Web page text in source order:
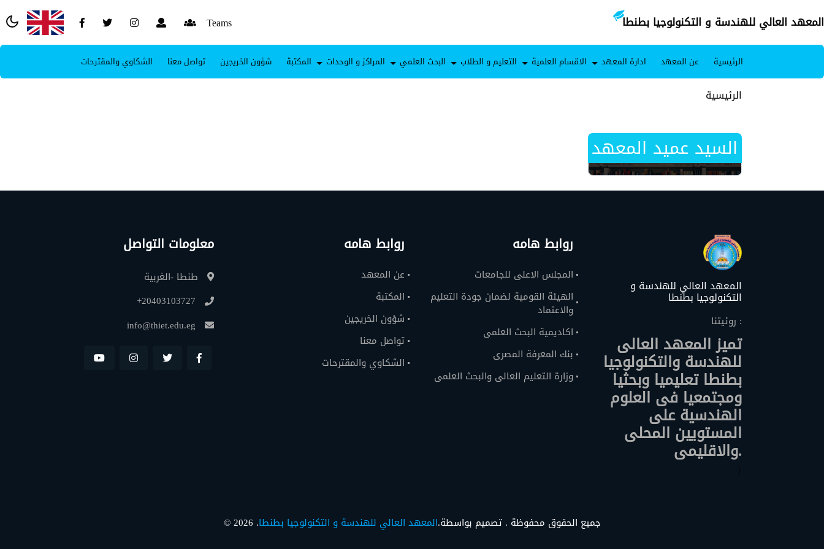
المعهد العالي للهندسة و التكنولوجيا بطنطا Teams
الرئيسية عن المعهد ادارة المعهد الاقسام العلمية التعليم و الطلاب البحث العلمي المراكز و الوحدات المكتبة شؤون الخريجين تواصل معنا الشكاوي والمقترحات
الرئيسية
السيد عميد المعهد
المعهد العالي للهندسة و
التكنولوجيا بطنطا
روئيتنا :
للهندسة والتكنولوجيا
بطنطا تعليميا وبحثيا
ومجتمعيا فى العلوم
الهندسية على
المستويين المحلى
والاقليمى.
روابط هامه
المجلس الاعلى للجامعات
الهيئة القومية لضمان جودة التعليم
والاعتماد
اكاديمية البحث العلمى
بنك المعرفة المصرى
وزارة التعليم العالى والبحث العلمى
روابط هامه
عن المعهد
المكتبة
شؤون الخريجين
تواصل معنا
الشكاوي والمقترحات
معلومات التواصل
+20403103727
info@thiet.edu.eg
© 2026 .جميع الحقوق محفوظة . تصميم بواسطة.المعهد العالي للهندسة و التكنولوجيا بطنطا